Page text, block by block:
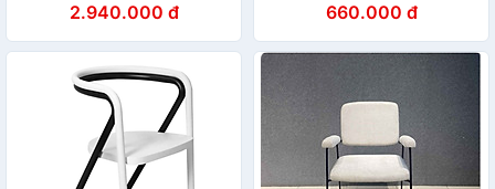
2.940.000 đ 660.000 đ